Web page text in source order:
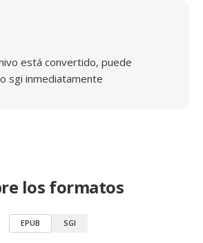
está convertido, puede
sgi inmediatamente
los formatos
EPUB SGI